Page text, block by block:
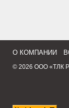
О КОМПАНИИ
© 2026 ООО «ТЛК